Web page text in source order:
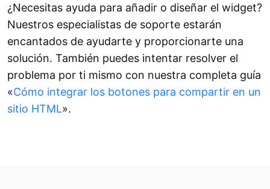
¿Necesitas ayuda para añadir o diseñar el widget?
Nuestros especialistas de soporte estarán
encantados de ayudarte y proporcionarte una
solución. También puedes intentar resolver el
problema por ti mismo con nuestra completa guía
«Cómo integrar los botones para compartir en un
sitio HTML».